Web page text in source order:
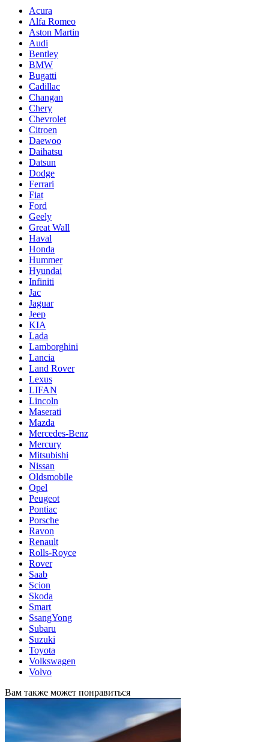
Acura
Alfa Romeo
Aston Martin
Audi
Bentley
BMW
Bugatti
Cadillac
Changan
Chery
Chevrolet
Citroen
Daewoo
Daihatsu
Datsun
Dodge
Ferrari
Fiat
Ford
Geely
Great Wall
Haval
Honda
Hummer
Hyundai
Infiniti
Jac
Jaguar
Jeep
KIA
Lada
Lamborghini
Lancia
Land Rover
Lexus
LIFAN
Lincoln
Maserati
Mazda
Mercedes-Benz
Mercury
Mitsubishi
Nissan
Oldsmobile
Opel
Peugeot
Pontiac
Porsche
Ravon
Renault
Rolls-Royce
Rover
Saab
Scion
Skoda
Smart
SsangYong
Subaru
Suzuki
Toyota
Volkswagen
Volvo
Вам также может понравиться